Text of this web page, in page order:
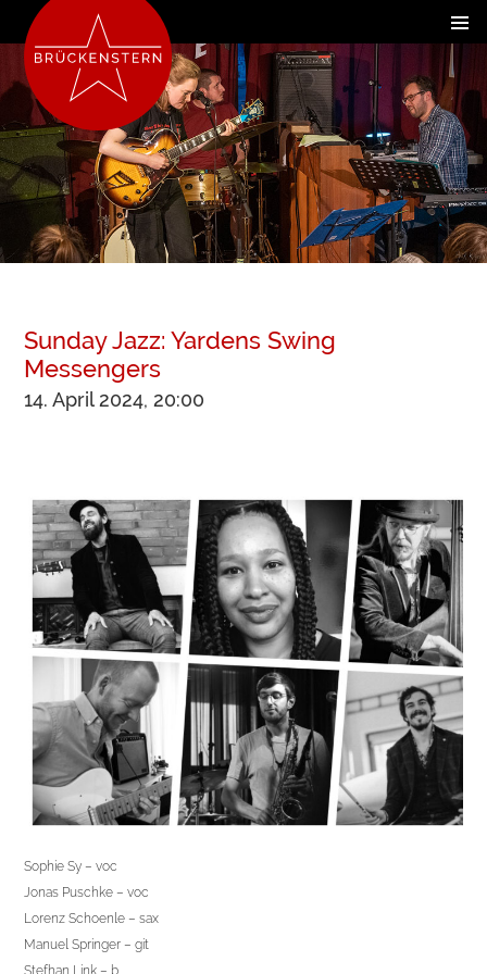
Sunday Jazz: Yardens Swing
Messengers
14. April 2024, 20:00
Sophie Sy – voc
Jonas Puschke – voc
Lorenz Schoenle – sax
Manuel Springer – git